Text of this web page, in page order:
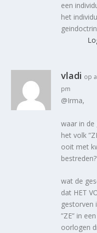
een
het
vladi op
pm
@Irma,
waar in de
het volk
ooit met
wat de
dat HET
gestorven
”ZE” in
oorlogen